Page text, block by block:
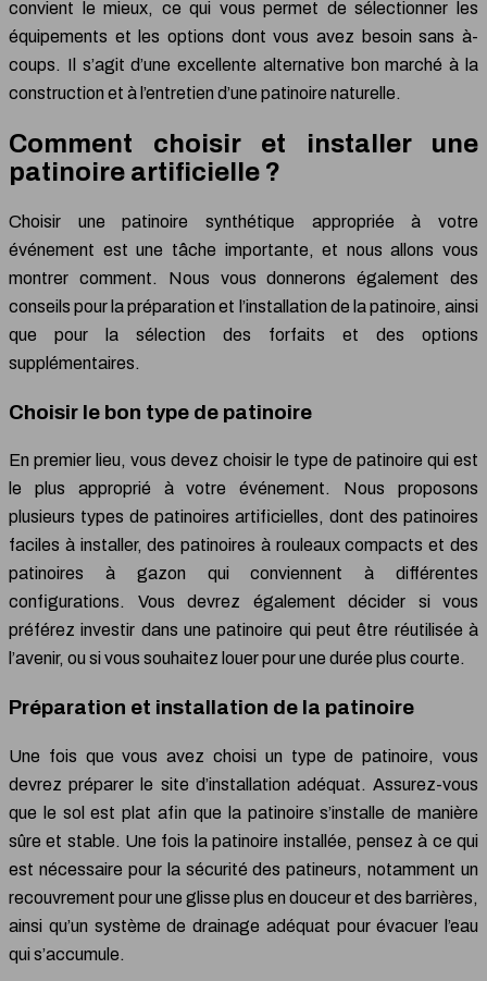
convient le mieux, ce qui vous permet de sélectionner les
équipements et les options dont vous avez besoin sans à-
coups. Il s’agit d’une excellente alternative bon marché à la
construction et à l’entretien d’une patinoire naturelle.
Comment choisir et installer une
patinoire artificielle ?
Choisir une patinoire synthétique appropriée à votre
événement est une tâche importante, et nous allons vous
montrer comment. Nous vous donnerons également des
conseils pour la préparation et l’installation de la patinoire, ainsi
que pour la sélection des forfaits et des options
supplémentaires.
Choisir le bon type de patinoire
En premier lieu, vous devez choisir le type de patinoire qui est
le plus approprié à votre événement. Nous proposons
plusieurs types de patinoires artificielles, dont des patinoires
faciles à installer, des patinoires à rouleaux compacts et des
patinoires à gazon qui conviennent à différentes
configurations. Vous devrez également décider si vous
préférez investir dans une patinoire qui peut être réutilisée à
l’avenir, ou si vous souhaitez louer pour une durée plus courte.
Préparation et installation de la patinoire
Une fois que vous avez choisi un type de patinoire, vous
devrez préparer le site d’installation adéquat. Assurez-vous
que le sol est plat afin que la patinoire s’installe de manière
sûre et stable. Une fois la patinoire installée, pensez à ce qui
est nécessaire pour la sécurité des patineurs, notamment un
recouvrement pour une glisse plus en douceur et des barrières,
ainsi qu’un système de drainage adéquat pour évacuer l’eau
qui s’accumule.